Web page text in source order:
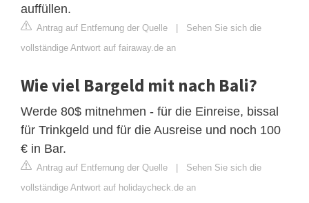
auffüllen.
Antrag auf Entfernung der Quelle | Sehen Sie sich die
vollständige Antwort auf fairaway.de an
Wie viel Bargeld mit nach Bali?
Werde 80$ mitnehmen - für die Einreise, bissal
für Trinkgeld und für die Ausreise und noch 100
€ in Bar.
Antrag auf Entfernung der Quelle | Sehen Sie sich die
vollständige Antwort auf holidaycheck.de an